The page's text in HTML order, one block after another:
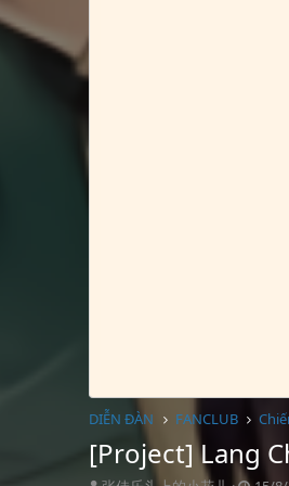
DIỄN ĐÀN FANCLUB
[Project] Lang